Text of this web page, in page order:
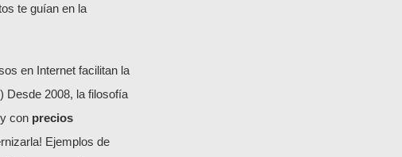
te guían en la
en Internet facilitan la
Desde 2008, la filosofía
con precios
Ejemplos de